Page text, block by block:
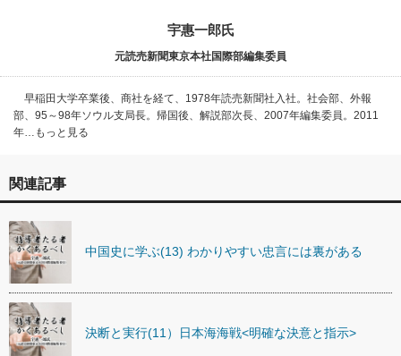
宇惠一郎氏
元読売新聞東京本社国際部編集委員
早稲田大学卒業後、商社を経て、1978年読売新聞社入社。社会部、外報
部、95～98年ソウル支局長。帰国後、解説部次長、2007年編集委員。2011
年…もっと見る
関連記事
中国史に学ぶ(13) わかりやすい忠言には裏がある
決断と実行(11）日本海海戦<明確な決意と指示>